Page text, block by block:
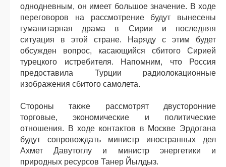
однодневным, он имеет большое значение. В ходе
переговоров на рассмотрение будут вынесены
гуманитарная драма в Сирии и последняя
ситуация в этой стране. Наряду с этим будет
обсужден вопрос, касающийся сбитого Сирией
турецкого истребителя. Напомним, что Россия
предоставила Турции радиолокационные
изображения сбитого самолета.
Стороны также рассмотрят двусторонние
торговые, экономические и политические
отношения. В ходе контактов в Москве Эрдогана
будут сопровождать министр иностранных дел
Ахмет Давутоглу и министр энергетики и
природных ресурсов Танер Йылдыз.